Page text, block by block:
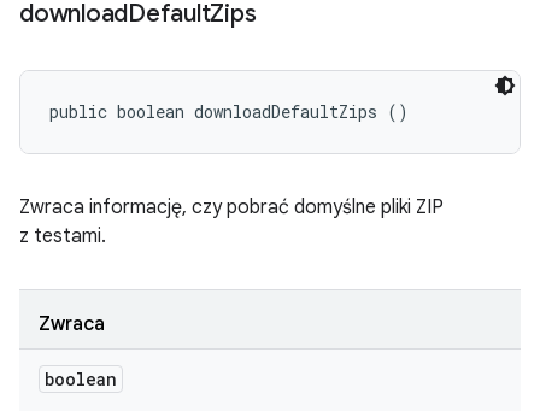
downloadDefaultZips
public boolean downloadDefaultZips ()
Zwraca informację, czy pobrać domyślne pliki ZIP
z testami.
Zwraca
boolean